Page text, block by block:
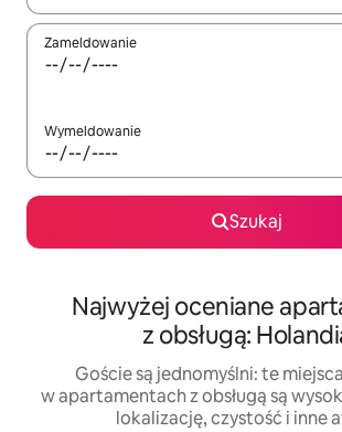
Zameldowanie
Wymeldowanie
Szukaj
Najwyżej oceniane
z obsługą:
Goście są jednomyślni: te
w apartamentach z obsługą są
lokalizację, czystość i inne